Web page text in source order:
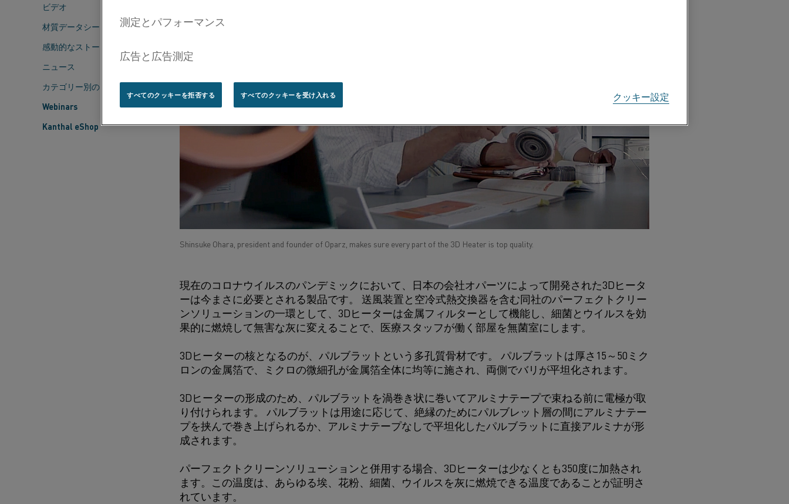
ビデオ
材質データシート
感動的なストーリー
ニュース
カテゴリー別のコンテンツ
Webinars
Kanthal eShop
Shinsuke Ohara, president and founder of Oparz, makes sure every part of the 3D Heater is top quality.
現在のコロナウイルスのパンデミックにおいて、日本の会社オパーツによって開発された3Dヒータ
ーは今まさに必要とされる製品です。 送風装置と空冷式熱交換器を含む同社のパーフェクトクリー
ンソリューションの一環として、3Dヒーターは金属フィルターとして機能し、細菌とウイルスを効
果的に燃焼して無害な灰に変えることで、医療スタッフが働く部屋を無菌室にします。
3Dヒーターの核となるのが、パルブラットという多孔質骨材です。 パルブラットは厚さ15～50ミク
ロンの金属箔で、ミクロの微細孔が金属箔全体に均等に施され、両側でバリが平坦化されます。
3Dヒーターの形成のため、パルブラットを渦巻き状に巻いてアルミナテープで束ねる前に電極が取
り付けられます。 パルブラットは用途に応じて、絶縁のためにパルブレット層の間にアルミナテー
プを挟んで巻き上げられるか、アルミナテープなしで平坦化したパルブラットに直接アルミナが形
成されます。
パーフェクトクリーンソリューションと併用する場合、3Dヒーターは少なくとも350度に加熱され
ます。この温度は、あらゆる埃、花粉、細菌、ウイルスを灰に燃焼できる温度であることが証明さ
れています。
クッキー設定
すべてのクッキーを拒否する すべてのクッキーを受け入れる